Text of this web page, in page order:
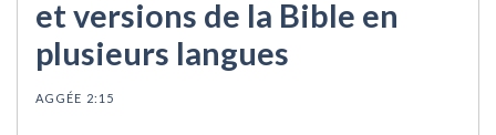
et versions de la Bible en
plusieurs langues
AGGÉE 2:15